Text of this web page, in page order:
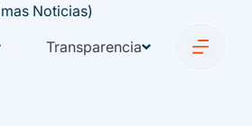
Transparencia